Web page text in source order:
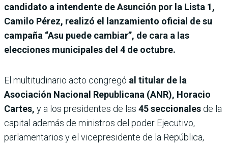
candidato a intendente de Asunción por la Lista 1,
Camilo Pérez, realizó el lanzamiento oficial de su
campaña “Asu puede cambiar”, de cara a las
elecciones municipales del 4 de octubre.
El multitudinario acto congregó al titular de la
Asociación Nacional Republicana (ANR), Horacio
Cartes, y a los presidentes de las 45 seccionales de la
capital además de ministros del poder Ejecutivo,
parlamentarios y el vicepresidente de la República,